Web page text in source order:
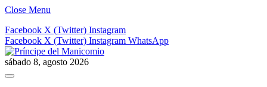
Close Menu
Facebook X (Twitter) Instagram
Facebook X (Twitter) Instagram WhatsApp
sábado 8, agosto 2026